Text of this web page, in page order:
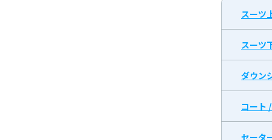
スーツ
スーツ
ダウン
コート
セータ